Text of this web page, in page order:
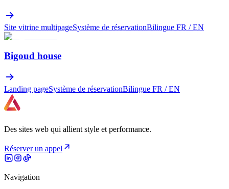
Site vitrine multipageSystème de réservationBilingue FR / EN
Bigoud house
Landing pageSystème de réservationBilingue FR / EN
Des sites web qui allient style et performance.
Réserver un appel
Navigation